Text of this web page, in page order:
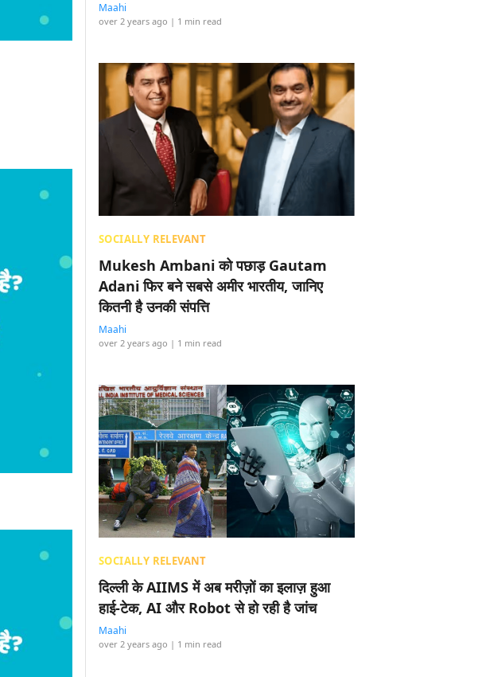
Maahi
over 2 years ago | 1 min read
SOCIALLY RELEVANT
Mukesh Ambani को पछाड़ Gautam
Adani फिर बने सबसे अमीर भारतीय, जानिए
कितनी है उनकी संपत्ति
Maahi
over 2 years ago | 1 min read
SOCIALLY RELEVANT
दिल्ली के AIIMS में अब मरीज़ों का इलाज़ हुआ
हाई-टेक, AI और Robot से हो रही है जांच
Maahi
over 2 years ago | 1 min read